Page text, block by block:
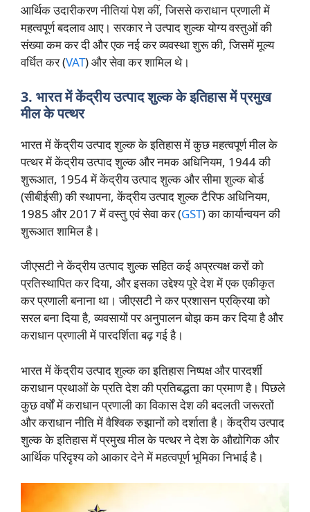
आर्थिक उदारीकरण नीतियां पेश कीं, जिससे कराधान प्रणाली में
महत्वपूर्ण बदलाव आए। सरकार ने उत्पाद शुल्क योग्य वस्तुओं की
संख्या कम कर दी और एक नई कर व्यवस्था शुरू की, जिसमें मूल्य
वर्धित कर (VAT) और सेवा कर शामिल थे।
3. भारत में केंद्रीय उत्पाद शुल्क के इतिहास में प्रमुख
मील के पत्थर
भारत में केंद्रीय उत्पाद शुल्क के इतिहास में कुछ महत्वपूर्ण मील के
पत्थर में केंद्रीय उत्पाद शुल्क और नमक अधिनियम, 1944 की
शुरूआत, 1954 में केंद्रीय उत्पाद शुल्क और सीमा शुल्क बोर्ड
(सीबीईसी) की स्थापना, केंद्रीय उत्पाद शुल्क टैरिफ अधिनियम,
1985 और 2017 में वस्तु एवं सेवा कर (GST) का कार्यान्वयन की
शुरूआत शामिल है।
जीएसटी ने केंद्रीय उत्पाद शुल्क सहित कई अप्रत्यक्ष करों को
प्रतिस्थापित कर दिया, और इसका उद्देश्य पूरे देश में एक एकीकृत
कर प्रणाली बनाना था। जीएसटी ने कर प्रशासन प्रक्रिया को
सरल बना दिया है, व्यवसायों पर अनुपालन बोझ कम कर दिया है और
कराधान प्रणाली में पारदर्शिता बढ़ गई है।
भारत में केंद्रीय उत्पाद शुल्क का इतिहास निष्पक्ष और पारदर्शी
कराधान प्रथाओं के प्रति देश की प्रतिबद्धता का प्रमाण है। पिछले
कुछ वर्षों में कराधान प्रणाली का विकास देश की बदलती जरूरतों
और कराधान नीति में वैश्विक रुझानों को दर्शाता है। केंद्रीय उत्पाद
शुल्क के इतिहास में प्रमुख मील के पत्थर ने देश के औद्योगिक और
आर्थिक परिदृश्य को आकार देने में महत्वपूर्ण भूमिका निभाई है।